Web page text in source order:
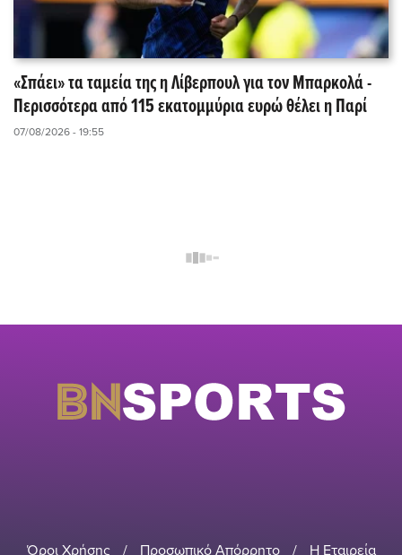
«Σπάει» τα ταμεία της η Λίβερπουλ για τον Μπαρκολά -
Περισσότερα από 115 εκατομμύρια ευρώ θέλει η Παρί
07/08/2026 - 19:55
Όροι Χρήσης / Προσωπικό Απόρρητο / Η Εταιρεία